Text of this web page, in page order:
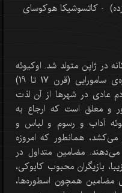
- کاتسوشیکا هوکوسای
در ژاپن متولد شد. اوکیوئه
سبکی از نقاشی ژاپنی است که در دوره‌ی سامورایی (قرن 17 تا 19)
عادی در شهرها از آن لذت
و معلق است که ارجاع به
آداب و رسوم و لباس و
همانطور که امروزه
مضامین متداول در
بازیگران محبوب کابوکی،
مضامین همچون اسطوره‌ها،